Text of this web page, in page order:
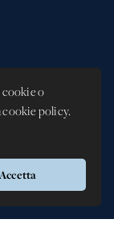
cookie o
policy.
Accetta